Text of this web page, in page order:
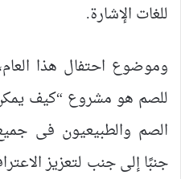
للغات الإشارة.
وموضوع احتفال هذا العام،
للصم هو مشروع “كيف
الصم والطبيعيون فى
جنبًا إلى جنب لتعزيز